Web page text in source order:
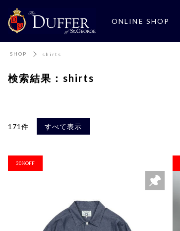
ONLINE SHOP
SHOP shirts
検索結果：shirts
171件 すべて表示
30%OFF